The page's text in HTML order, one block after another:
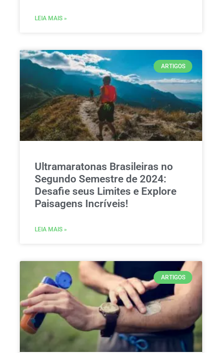
LEIA MAIS »
ARTIGOS
Ultramaratonas Brasileiras no
Segundo Semestre de 2024:
Desafie seus Limites e Explore
Paisagens Incríveis!
LEIA MAIS »
ARTIGOS